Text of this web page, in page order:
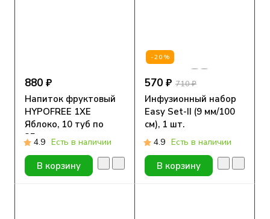
880 ₽
Напиток фруктовый
HYPOFREE 1ХЕ
Яблоко, 10 туб по
25мл
4.9 Есть в наличии
В корзину
-20%
570 ₽ 710 ₽
Инфузионный набор
Easy Set-II (9 мм/100
см), 1 шт.
4.9 Есть в наличии
В корзину